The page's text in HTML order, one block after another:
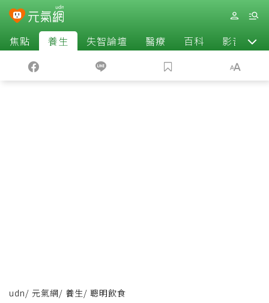
焦點 養生 失智論壇 醫療 百科 影音
udn/ 元氣網/ 養生/ 聰明飲食